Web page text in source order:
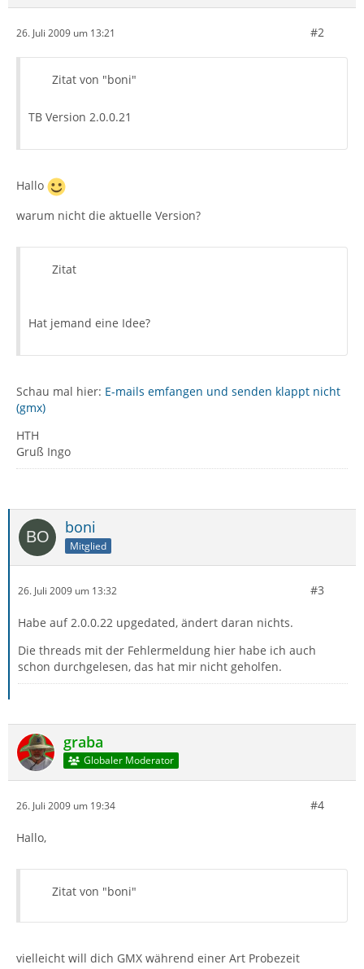
26. Juli 2009 um 13:21 #2
Zitat von "boni"
TB Version 2.0.0.21
Hallo
warum nicht die aktuelle Version?
Zitat
Hat jemand eine Idee?
Schau mal hier: E-mails emfangen und senden klappt nicht
(gmx)
HTH
Gruß Ingo
boni
Mitglied
26. Juli 2009 um 13:32 #3
Habe auf 2.0.0.22 upgedated, ändert daran nichts.
Die threads mit der Fehlermeldung hier habe ich auch
schon durchgelesen, das hat mir nicht geholfen.
graba
Globaler Moderator
26. Juli 2009 um 19:34 #4
Hallo,
Zitat von "boni"
vielleicht will dich GMX während einer Art Probezeit